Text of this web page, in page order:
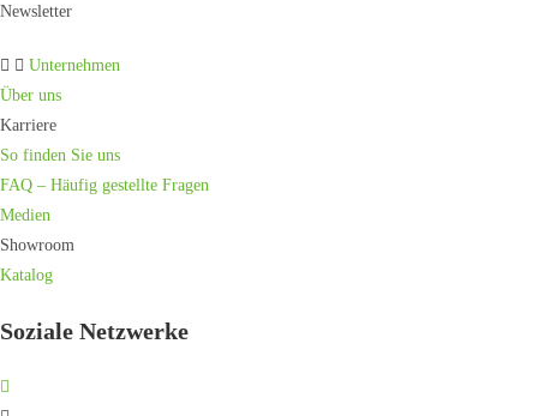
Newsletter
Unternehmen
Über uns
Karriere
So finden Sie uns
FAQ – Häufig gestellte Fragen
Medien
Showroom
Katalog
Soziale Netzwerke